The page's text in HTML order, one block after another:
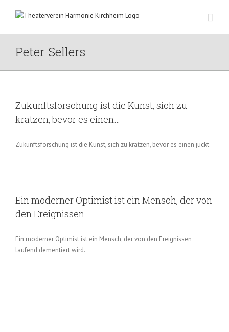
Peter Sellers
Zukunftsforschung ist die Kunst, sich zu
kratzen, bevor es einen…
Zukunftsforschung ist die Kunst, sich zu kratzen, bevor es einen juckt.
Ein moderner Optimist ist ein Mensch, der von
den Ereignissen…
Ein moderner Optimist ist ein Mensch, der von den Ereignissen
laufend dementiert wird.